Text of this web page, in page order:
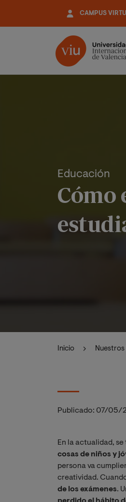
contenido
CAMPUS
Educación
Cómo
Inicio
Publicado: 07/05/
En la actualidad,
cosas de niños y
persona va
creatividad.
de los exámenes.